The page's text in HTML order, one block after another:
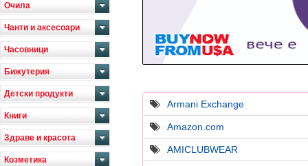
Очила
Чанти и аксесоари
Часовници
Бижутерия
Детски продукти
Книги
Здраве и красота
Козметика
Armani Exchange
Amazon.com
AMICLUBWEAR